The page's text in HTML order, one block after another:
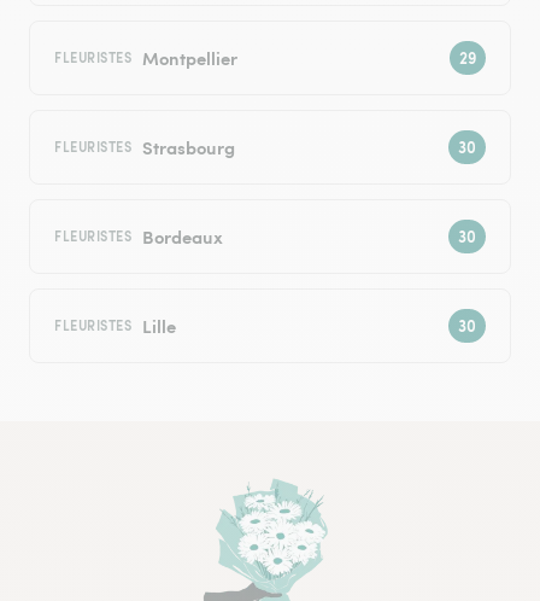
FLEURISTES Montpellier
FLEURISTES Strasbourg
FLEURISTES Bordeaux
FLEURISTES Lille